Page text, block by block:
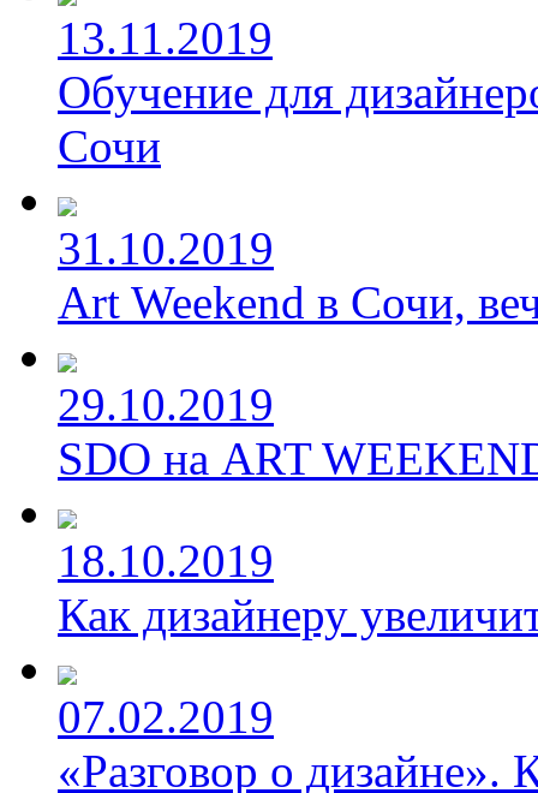
13.11.2019
Обучение для
Сочи
31.10.2019
Art Weekend в Сочи,
29.10.2019
SDO на ART
18.10.2019
Как дизайнеру
07.02.2019
«Разговор о дизайне».